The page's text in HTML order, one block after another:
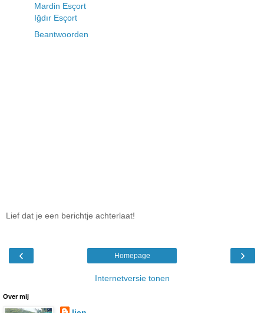
Mardin Esçort
Iğdır Esçort
Beantwoorden
Lief dat je een berichtje achterlaat!
‹ ›
Homepage
Internetversie tonen
Over mij